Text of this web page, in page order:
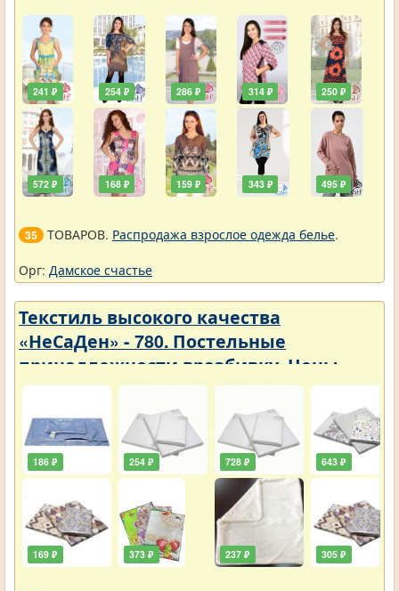
241 ₽
572 ₽
254 ₽
168 ₽
286 ₽
159 ₽
314 ₽
343 ₽
250 ₽
495 ₽
35 ТОВАРОВ. Распродажа взрослое одежда белье.
Орг: Дамское счастье
Текстиль высокого качества
«НеСаДен» - 780. Постельные
принадлежности вразбивку. Цены
упали
186 ₽
169 ₽
254 ₽
373 ₽
728 ₽
237 ₽
643 ₽
305 ₽